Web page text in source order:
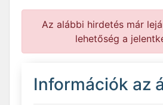
Az alábbi hirdetés már
lehetőség a
Információk az